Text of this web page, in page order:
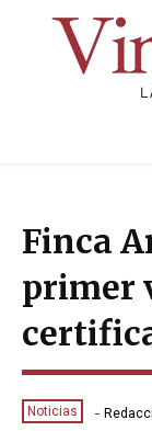
Finca
primer
Noticias -